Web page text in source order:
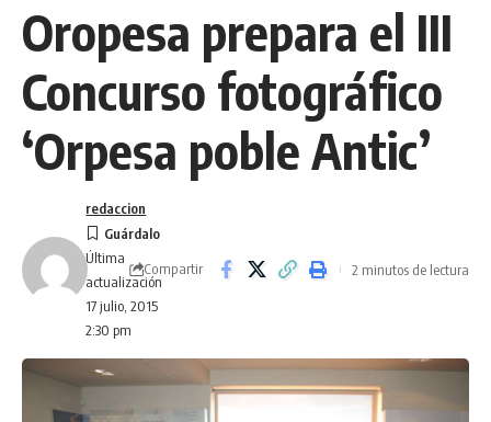
Oropesa prepara el III
Concurso fotográfico
‘Orpesa poble Antic’
Última
actualización
17 julio, 2015
2:30 pm
redaccion
Compartir 2 minutos de lectura